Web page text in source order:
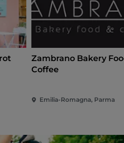
Zambrano Bakery
Coffee
Emilia-Romagna, Parma